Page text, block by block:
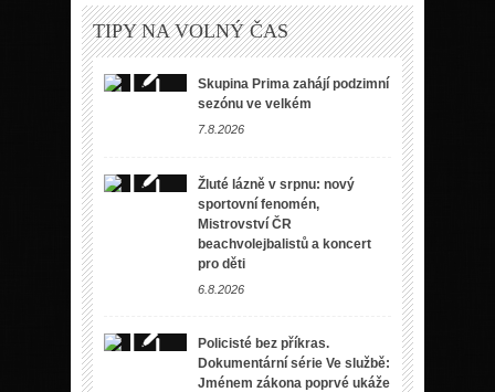
TIPY NA VOLNÝ ČAS
Skupina Prima zahájí podzimní
sezónu ve velkém
7.8.2026
Žluté lázně v srpnu: nový
sportovní fenomén,
Mistrovství ČR
beachvolejbalistů a koncert
pro děti
6.8.2026
Policisté bez příkras.
Dokumentární série Ve službě:
Jménem zákona poprvé ukáže